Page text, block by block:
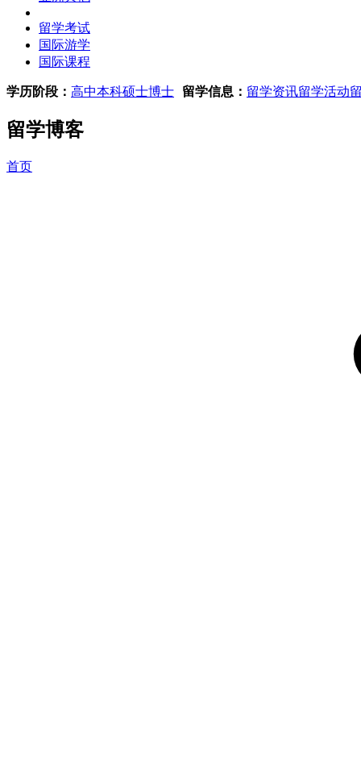
留学考试
国际游学
国际课程
学历阶段： 高中本科硕士博士 留学信息： 留学资讯留学活动
留学博客
首页